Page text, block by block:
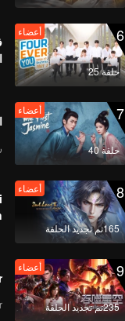
6
حلقة 25
أعضاء
7
حلقة 40
أعضاء
8
165تم تجديد الحلقة
أعضاء
9
235تم تجديد الحلقة
أعضاء